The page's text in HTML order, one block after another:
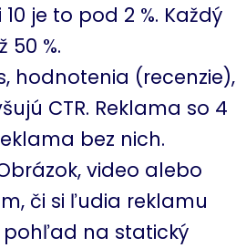
je to pod 2 %. Každý
50 %.
hodnotenia (recenzie),
CTR. Reklama so 4
bez nich.
video alebo
či si ľudia reklamu
pohľad na statický